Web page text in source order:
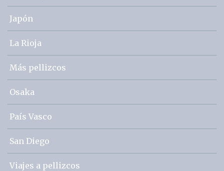
Japón
La Rioja
Más pellizcos
Osaka
País Vasco
San Diego
Viajes a pellizcos